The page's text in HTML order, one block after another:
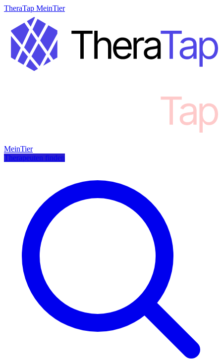
TheraTap MeinTier
MeinTier
Therapeuten finden